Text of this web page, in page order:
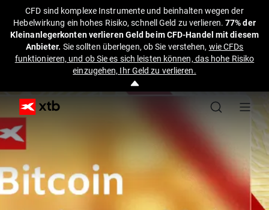
CFD sind komplexe Instrumente und beinhalten wegen der
Hebelwirkung ein hohes Risiko, schnell Geld zu verlieren.77% der
Kleinanlegerkonten verlieren Geld beim CFD-Handel mit diesem
Anbieter. Sie sollten überlegen, ob Sie verstehen, wie CFDs
funktionieren, und ob Sie es sich leisten können, das hohe Risiko
einzugehen, Ihr Geld zu verlieren.